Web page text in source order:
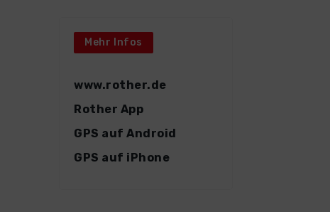
Mehr Infos
www.rother.de
Rother App
GPS auf Android
GPS auf iPhone